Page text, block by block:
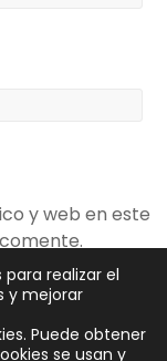
y web en este
realizar el
y mejorar
Puede obtener
se usan y